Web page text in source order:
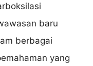
baru
berbagai
yang